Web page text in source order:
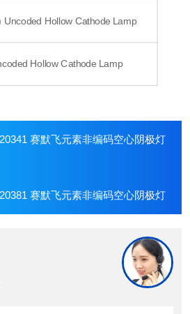
Uncoded Hollow Cathode Lamp
Hollow Cathode Lamp
赛默飞元素非编码空心阴极灯
赛默飞元素非编码空心阴极灯